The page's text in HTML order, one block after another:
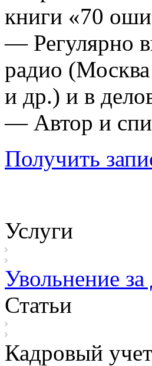
книги «70
— Регулярно
радио
и др.) и в
— Автор и
Получить
Услуги
Увольнение
Статьи
Кадровый учет